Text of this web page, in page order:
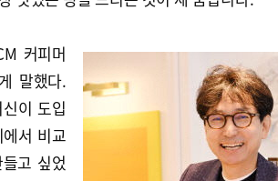
커피머
말했다.
이 도입
서 비교
고 싶었